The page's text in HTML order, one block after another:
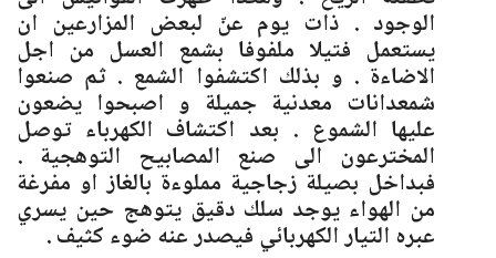
الوجود . ذات يوم عنّ لبعض المزارعين ان
يستعمل فتيلا ملفوفا بشمع العسل من اجل
الاضاءة . و بذلك اكتشفوا الشمع . ثم صنعوا
شمعدانات معدنية جميلة و اصبحوا يضعون
عليها الشموع . بعد اكتشاف الكهرباء توصل
المخترعون الى صنع المصابيح التوهجية .
فبداخل بصيلة زجاجية مملوءة بالغاز او مفرغة
من الهواء يوجد سلك دقيق يتوهج حين يسري
عبره التيار الكهربائي فيصدر عنه ضوء كثيف .